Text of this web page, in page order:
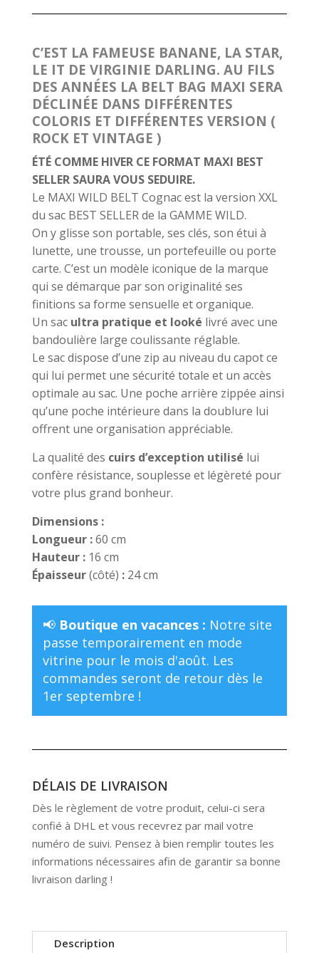
C’EST LA FAMEUSE BANANE, LA STAR,
LE IT DE VIRGINIE DARLING. AU FILS
DES ANNÉES LA BELT BAG MAXI SERA
DÉCLINÉE DANS DIFFÉRENTES
COLORIS ET DIFFÉRENTES VERSION (
ROCK ET VINTAGE )
ÉTÉ COMME HIVER CE FORMAT MAXI BEST
SELLER SAURA VOUS SEDUIRE.
Le MAXI WILD BELT Cognac est la version XXL
du sac BEST SELLER de la GAMME WILD.
On y glisse son portable, ses clés, son étui à
lunette, une trousse, un portefeuille ou porte
carte. C’est un modèle iconique de la marque
qui se démarque par son originalité ses
finitions sa forme sensuelle et organique.
Un sac ultra pratique et looké livré avec une
bandoulière large coulissante réglable.
Le sac dispose d’une zip au niveau du capot ce
qui lui permet une sécurité totale et un accès
optimale au sac. Une poche arrière zippée ainsi
qu’une poche intérieure dans la doublure lui
offrent une organisation appréciable.
La qualité des cuirs d’exception utilisé lui
confère résistance, souplesse et légèreté pour
votre plus grand bonheur.
Dimensions :
Longueur :60 cm
Hauteur :16 cm
Épaisseur(côté) :24 cm
📢 Boutique en vacances : Notre site
passe temporairement en mode
vitrine pour le mois d'août. Les
commandes seront de retour dès le
1er septembre !
DÉLAIS DE LIVRAISON
Dès le règlement de votre produit, celui-ci sera
confié à DHL et vous recevrez par mail votre
numéro de suivi. Pensez à bien remplir toutes les
informations nécessaires afin de garantir sa bonne
livraison darling !
Description